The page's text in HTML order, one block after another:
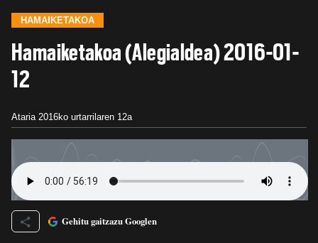
HAMAIKETAKOA
Hamaiketakoa (Alegialdea) 2016-01-
12
Ataria 2016ko urtarrilaren 12a
Gehitu gaitzazu Googlen